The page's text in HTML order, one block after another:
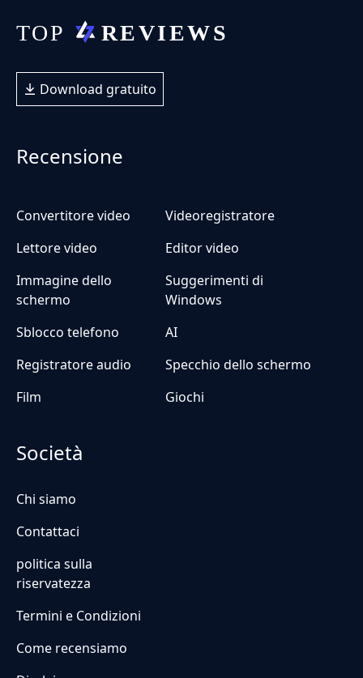
Download gratuito
Recensione
Convertitore video
Videoregistratore
Lettore video
Editor video
Immagine dello
schermo
Suggerimenti di
Windows
Sblocco telefono
AI
Registratore audio
Specchio dello schermo
Film
Giochi
Società
Chi siamo
Contattaci
politica sulla
riservatezza
Termini e Condizioni
Come recensiamo